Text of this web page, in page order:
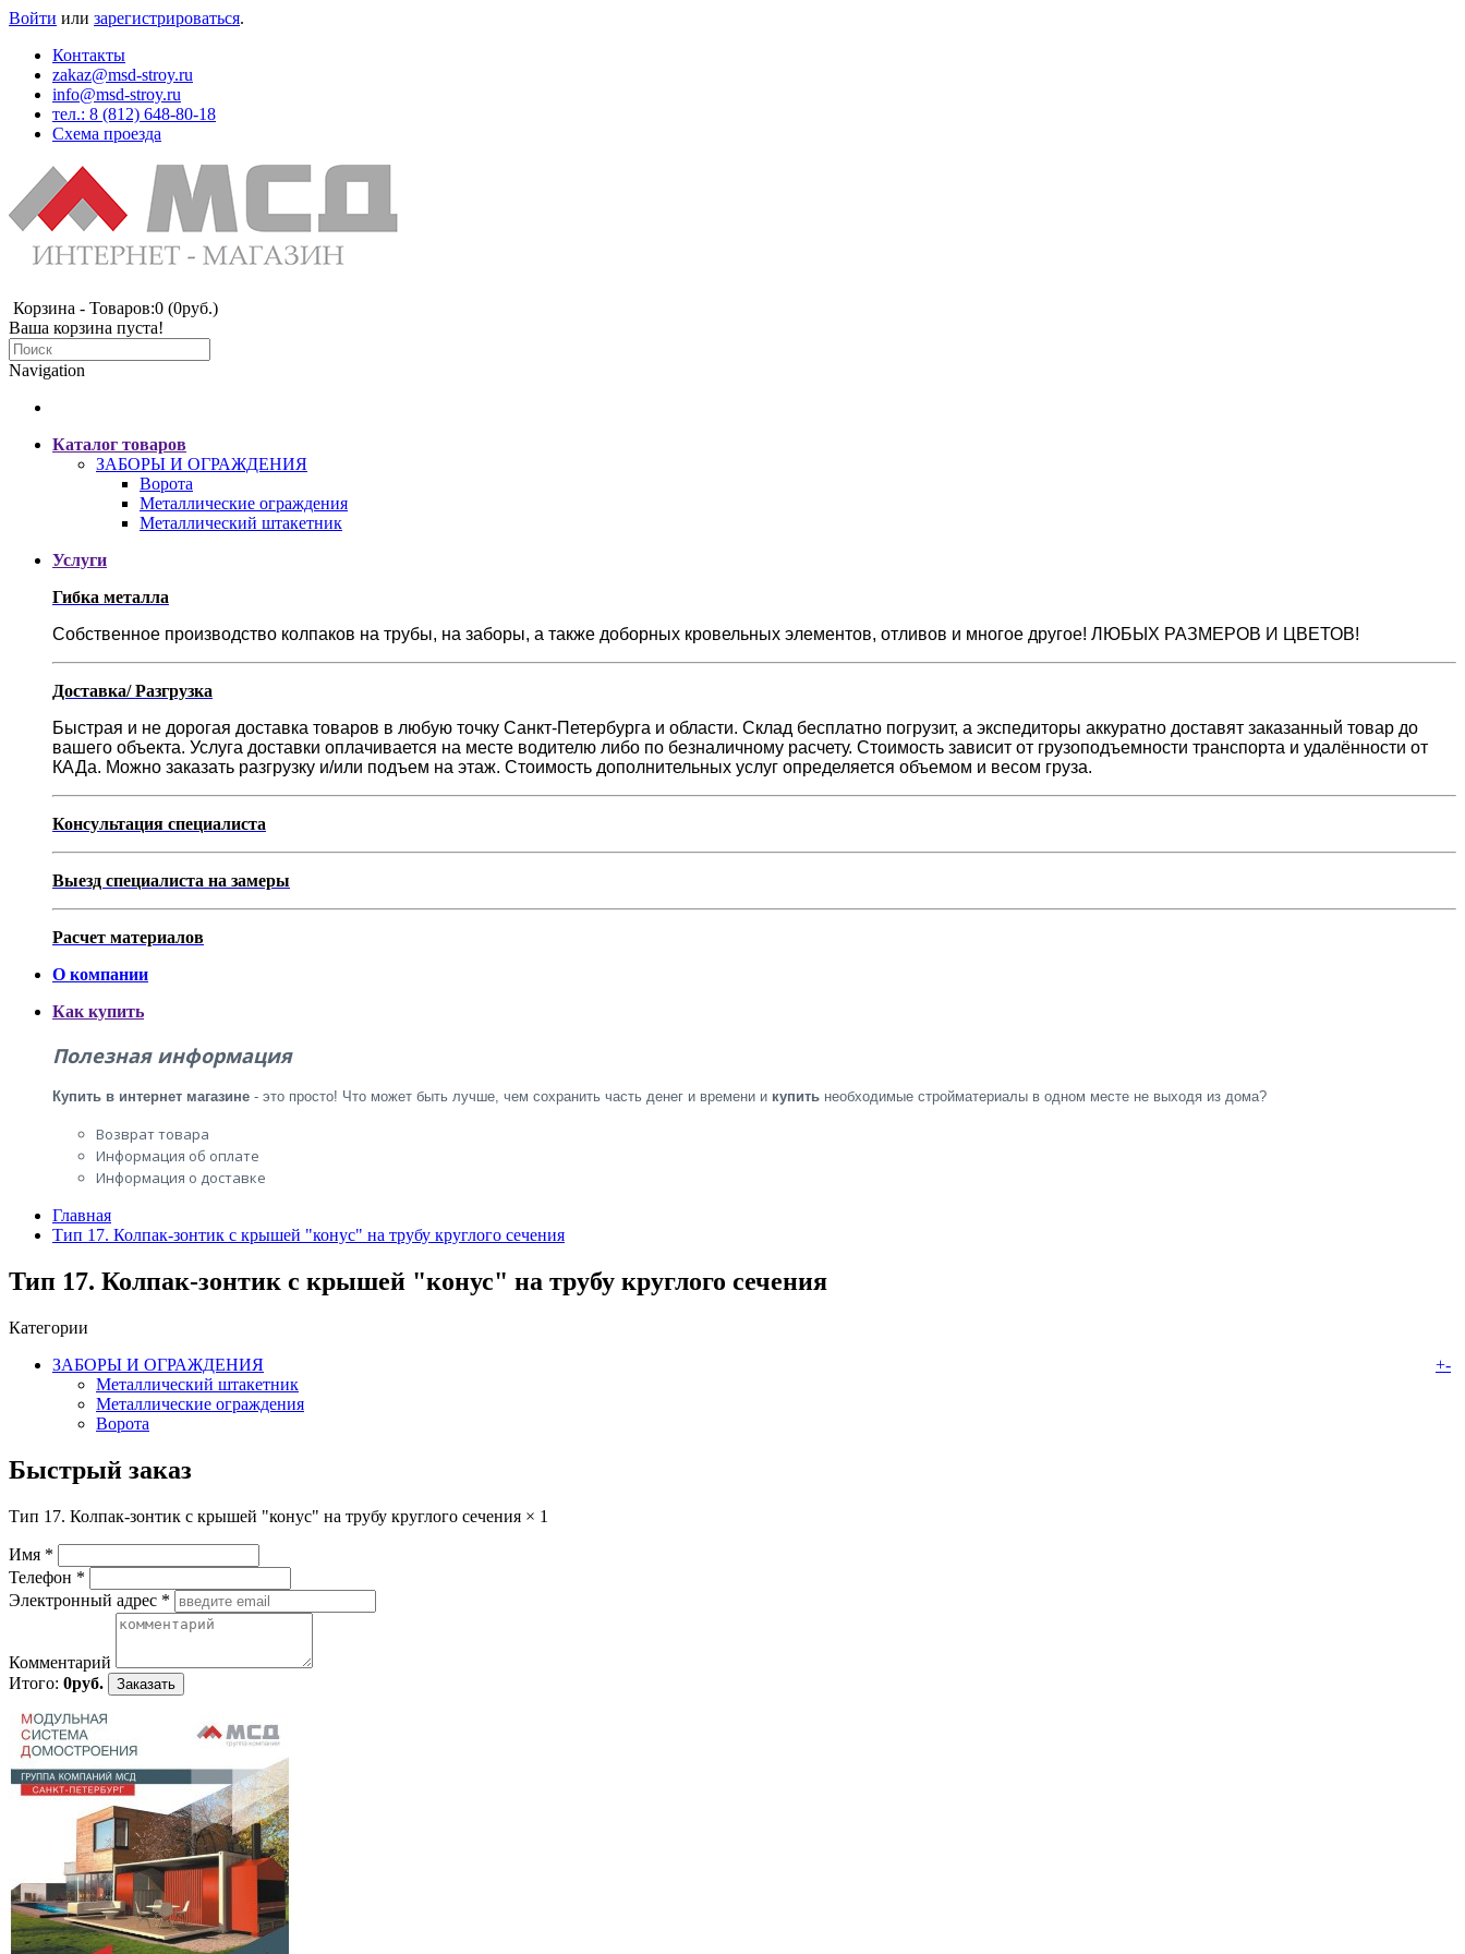
Войти или зарегистрироваться.
Контакты
zakaz@msd-stroy.ru
info@msd-stroy.ru
тел.: 8 (812) 648-80-18
Схема проезда
Корзина - Товаров:0 (0руб.)
Ваша корзина пуста!
Navigation
Каталог товаров
ЗАБОРЫ И ОГРАЖДЕНИЯ
Ворота
Металлические ограждения
Металлический штакетник
Услуги
Гибка металла
Собственное производство колпаков на трубы, на заборы, а также доборных кровельных элементов, отливов и многое другое! ЛЮБЫХ РАЗМЕРОВ И ЦВЕТОВ!
Доставка/ Разгрузка
Быстрая и не дорогая доставка товаров в любую точку Санкт-Петербурга и области. Склад бесплатно погрузит, а экспедиторы аккуратно доставят заказанный товар до
вашего объекта. Услуга доставки оплачивается на месте водителю либо по безналичному расчету. Стоимость зависит от грузоподъемности транспорта и удалённости от
КАДа. Можно заказать разгрузку и/или подъем на этаж. Стоимость дополнительных услуг определяется объемом и весом груза.
Консультация специалиста
Выезд специалиста на замеры
Расчет материалов
О компании
Как купить
Полезная информация
Купить в интернет магазине - это просто! Что может быть лучше, чем сохранить часть денег и времени и купить необходимые стройматериалы в одном месте не выходя из дома?
Возврат товара
Информация об оплате
Информация о доставке
Главная
Тип 17. Колпак-зонтик с крышей "конус" на трубу круглого сечения
Тип 17. Колпак-зонтик с крышей "конус" на трубу круглого сечения
Категории
ЗАБОРЫ И ОГРАЖДЕНИЯ
+-
Металлический штакетник
Металлические ограждения
Ворота
Быстрый заказ
Тип 17. Колпак-зонтик с крышей "конус" на трубу круглого сечения × 1
Имя *
Телефон *
Электронный адрес *
Комментарий
Итого: 0руб. Заказать